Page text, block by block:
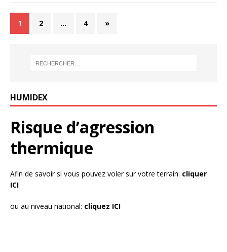
1 2 … 4 »
HUMIDEX
Risque d’agression
thermique
Afin de savoir si vous pouvez voler sur votre terrain: cliquer
ICI
ou au niveau national: cliquez ICI